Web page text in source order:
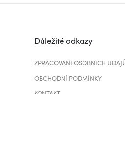
Důležité odkazy
ZPRACOVÁNÍ OSOBNÍCH
OBCHODNÍ PODMÍNKY
KONTAKT